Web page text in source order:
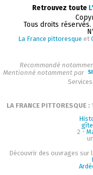
Retrouvez toute
Tous droits réservés.
La France pittoresque et
Recommandé
Mentionné notamment par
LA FRANCE PITTORESQUE :
2 -
Découvrir des ouvrages sur